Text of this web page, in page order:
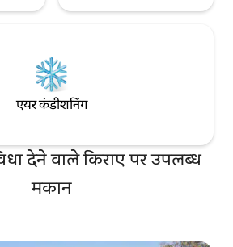
एयर कंडीशनिंग
देने वाले किराए पर उपलब्ध
मकान